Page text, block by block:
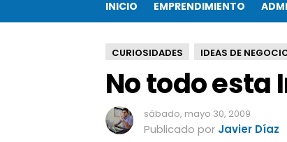
e
s
t
a
I
e
n
INICIO EMPRENDIMIENTO
CURIOSIDADES IDEAS DE
No todo esta
sábado, mayo 30, 2009
Publicado por Javier Díaz